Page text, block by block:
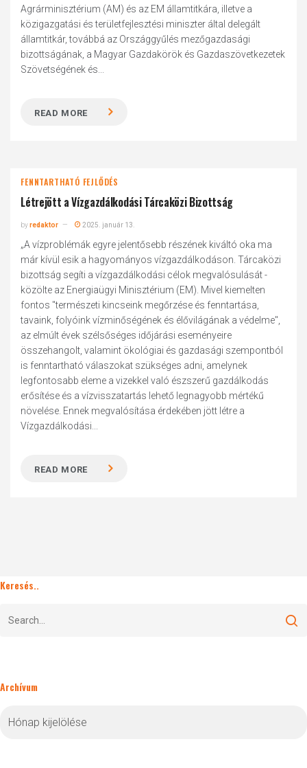
Agrárminisztérium (AM) és az EM államtitkára, illetve a
közigazgatási és területfejlesztési miniszter által delegált
államtitkár, továbbá az Országgyűlés mezőgazdasági
bizottságának, a Magyar Gazdakörök és Gazdaszövetkezetek
Szövetségének és...
READ MORE
FENNTARTHATÓ FEJLŐDÉS
Létrejött a Vízgazdálkodási Tárcaközi Bizottság
byredaktor 2025. január 13.
„A vízproblémák egyre jelentősebb részének kiváltó oka ma
már kívül esik a hagyományos vízgazdálkodáson. Tárcaközi
bizottság segíti a vízgazdálkodási célok megvalósulását -
közölte az Energiaügyi Minisztérium (EM). Mivel kiemelten
fontos "természeti kincseink megőrzése és fenntartása,
tavaink, folyóink vízminőségének és élővilágának a védelme",
az elmúlt évek szélsőséges időjárási eseményeire
összehangolt, valamint ökológiai és gazdasági szempontból
is fenntartható válaszokat szükséges adni, amelynek
legfontosabb eleme a vizekkel való észszerű gazdálkodás
erősítése és a vízvisszatartás lehető legnagyobb mértékű
növelése. Ennek megvalósítása érdekében jött létre a
Vízgazdálkodási...
READ MORE
Keresés..
Archívum